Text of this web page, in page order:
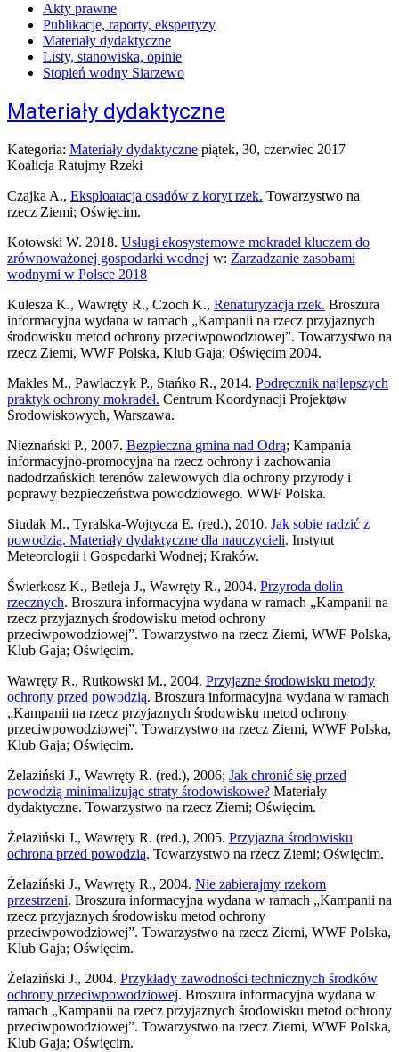
Akty prawne
Publikacje, raporty, ekspertyzy
Materiały dydaktyczne
Listy, stanowiska, opinie
Stopień wodny Siarzewo
Materiały dydaktyczne
Kategoria: Materiały dydaktyczne piątek, 30, czerwiec 2017
Koalicja Ratujmy Rzeki
Czajka A., Eksploatacja osadów z koryt rzek. Towarzystwo na
rzecz Ziemi; Oświęcim.
Kotowski W. 2018. Usługi ekosystemowe mokradeł kluczem do
zrównoważonej gospodarki wodnej w: Zarzadzanie zasobami
wodnymi w Polsce 2018
Kulesza K., Wawręty R., Czoch K., Renaturyzacja rzek. Broszura
informacyjna wydana w ramach „Kampanii na rzecz przyjaznych
środowisku metod ochrony przeciwpowodziowej”. Towarzystwo na
rzecz Ziemi, WWF Polska, Klub Gaja; Oświęcim 2004.
Makles M., Pawlaczyk P., Stańko R., 2014. Podręcznik najlepszych
praktyk ochrony mokradeł. Centrum Koordynacji Projektøw
Srodowiskowych, Warszawa.
Nieznański P., 2007. Bezpieczna gmina nad Odrą; Kampania
informacyjno-promocyjna na rzecz ochrony i zachowania
nadodrzańskich terenów zalewowych dla ochrony przyrody i
poprawy bezpieczeństwa powodziowego. WWF Polska.
Siudak M., Tyralska-Wojtycza E. (red.), 2010. Jak sobie radzić z
powodzią. Materiały dydaktyczne dla nauczycieli. Instytut
Meteorologii i Gospodarki Wodnej; Kraków.
Świerkosz K., Betleja J., Wawręty R., 2004. Przyroda dolin
rzecznych. Broszura informacyjna wydana w ramach „Kampanii na
rzecz przyjaznych środowisku metod ochrony
przeciwpowodziowej”. Towarzystwo na rzecz Ziemi, WWF Polska,
Klub Gaja; Oświęcim.
Wawręty R., Rutkowski M., 2004. Przyjazne środowisku metody
ochrony przed powodzią. Broszura informacyjna wydana w ramach
„Kampanii na rzecz przyjaznych środowisku metod ochrony
przeciwpowodziowej”. Towarzystwo na rzecz Ziemi, WWF Polska,
Klub Gaja; Oświęcim.
Żelaziński J., Wawręty R. (red.), 2006; Jak chronić się przed
powodzią minimalizując straty środowiskowe? Materiały
dydaktyczne. Towarzystwo na rzecz Ziemi; Oświęcim.
Żelaziński J., Wawręty R. (red.), 2005. Przyjazna środowisku
ochrona przed powodzią. Towarzystwo na rzecz Ziemi; Oświęcim.
Żelaziński J., Wawręty R., 2004. Nie zabierajmy rzekom
przestrzeni. Broszura informacyjna wydana w ramach „Kampanii na
rzecz przyjaznych środowisku metod ochrony
przeciwpowodziowej”. Towarzystwo na rzecz Ziemi, WWF Polska,
Klub Gaja; Oświęcim.
Żelaziński J., 2004. Przykłady zawodności technicznych środków
ochrony przeciwpowodziowej. Broszura informacyjna wydana w
ramach „Kampanii na rzecz przyjaznych środowisku metod ochrony
przeciwpowodziowej”. Towarzystwo na rzecz Ziemi, WWF Polska,
Klub Gaja; Oświęcim.